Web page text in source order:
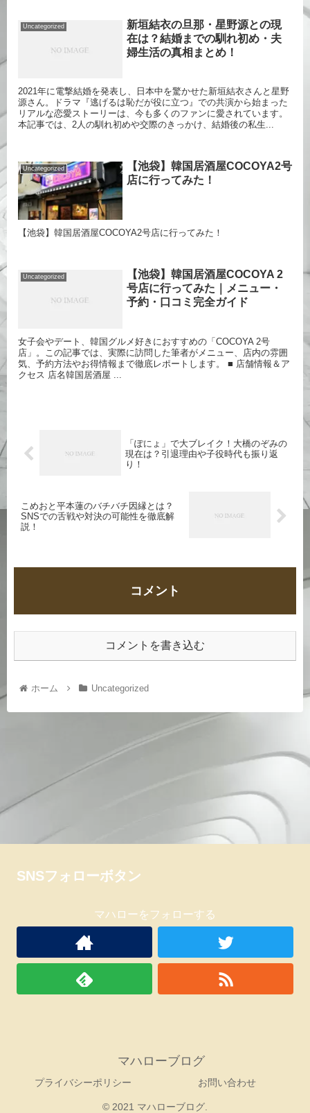
Uncategorized
新垣結衣の旦那・星野源との現
在は？結婚までの馴れ初め・夫
婦生活の真相まとめ！
2021年に電撃結婚を発表し、日本中を驚かせた新垣結衣さんと星野
源さん。ドラマ『逃げるは恥だが役に立つ』での共演から始まった
リアルな恋愛ストーリーは、今も多くのファンに愛されています。
本記事では、2人の馴れ初めや交際のきっかけ、結婚後の私生...
Uncategorized
【池袋】韓国居酒屋COCOYA2号
店に行ってみた！
【池袋】韓国居酒屋COCOYA2号店に行ってみた！
Uncategorized
【池袋】韓国居酒屋COCOYA 2
号店に行ってみた｜メニュー・
予約・口コミ完全ガイド
女子会やデート、韓国グルメ好きにおすすめの「COCOYA 2号
店」。この記事では、実際に訪問した筆者がメニュー、店内の雰囲
気、予約方法やお得情報まで徹底レポートします。 ■ 店舗情報＆ア
クセス 店名韓国居酒屋 ...
「ぽにょ」で大ブレイク！大橋のぞみの
現在は？引退理由や子役時代も振り返
り！
こめおと平本蓮のバチバチ因縁とは？
SNSでの舌戦や対決の可能性を徹底解
説！
コメント
コメントを書き込む
ホーム Uncategorized
SNSフォローボタン
マハローをフォローする
マハローブログ
プライバシーポリシー お問い合わせ
© 2021 マハローブログ.